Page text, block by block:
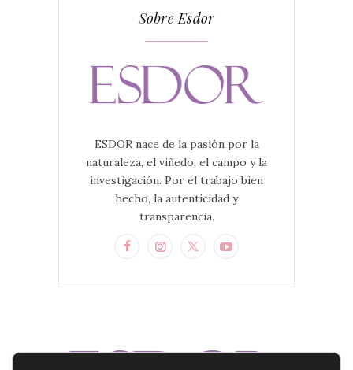
Sobre Esdor
ESDOR nace de la pasión por la
naturaleza, el viñedo, el campo y la
investigación. Por el trabajo bien
hecho, la autenticidad y
transparencia.